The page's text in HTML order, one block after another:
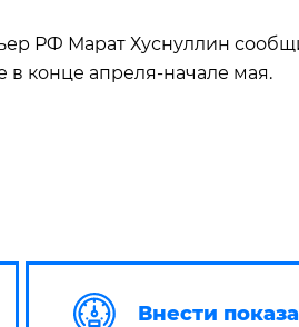
РФ Марат Хуснуллин
в конце апреля-начале мая.
Внести